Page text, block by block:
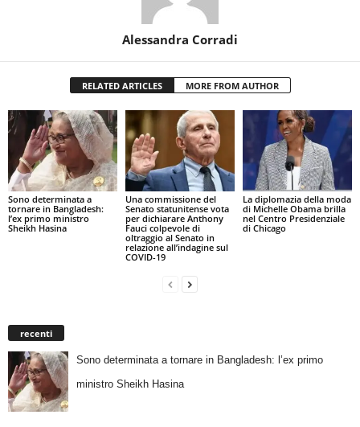
Alessandra Corradi
RELATED ARTICLES MORE FROM AUTHOR
Sono determinata a
tornare in Bangladesh:
l’ex primo ministro
Sheikh Hasina
Una commissione del
Senato statunitense vota
per dichiarare Anthony
Fauci colpevole di
oltraggio al Senato in
relazione all’indagine sul
COVID-19
La diplomazia della moda
di Michelle Obama brilla
nel Centro Presidenziale
di Chicago
recenti
Sono determinata a tornare in Bangladesh: l’ex primo
ministro Sheikh Hasina